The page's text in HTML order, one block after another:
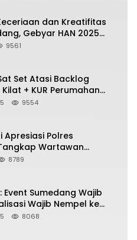
dan Kreatifitas
Gebyar HAN 2025
dan Wabup
9561
Set Atasi Backlog
Kilat + KUR Perumahan
9554
Apresiasi Polres
Wartawan
Kades
8789
Event Sumedang Wajib
Wajib Nempel ke
8068